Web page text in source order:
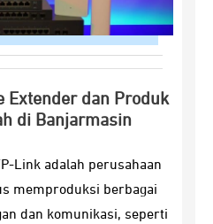
Extender dan Produk
di Banjarmasin
Link adalah perusahaan
memproduksi berbagai
dan komunikasi, seperti